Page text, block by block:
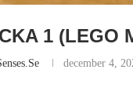
1 (LEGO
december 4,